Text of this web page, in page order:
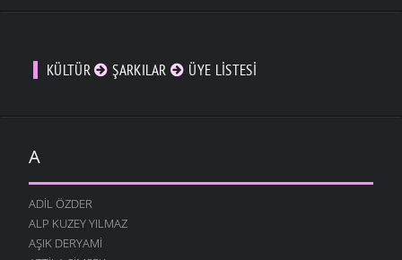
KÜLTÜR ŞARKILAR ÜYE LISTESI
A
ADIL ÖZDER
ALP KUZEY YILMAZ
AŞIK DERYAMI